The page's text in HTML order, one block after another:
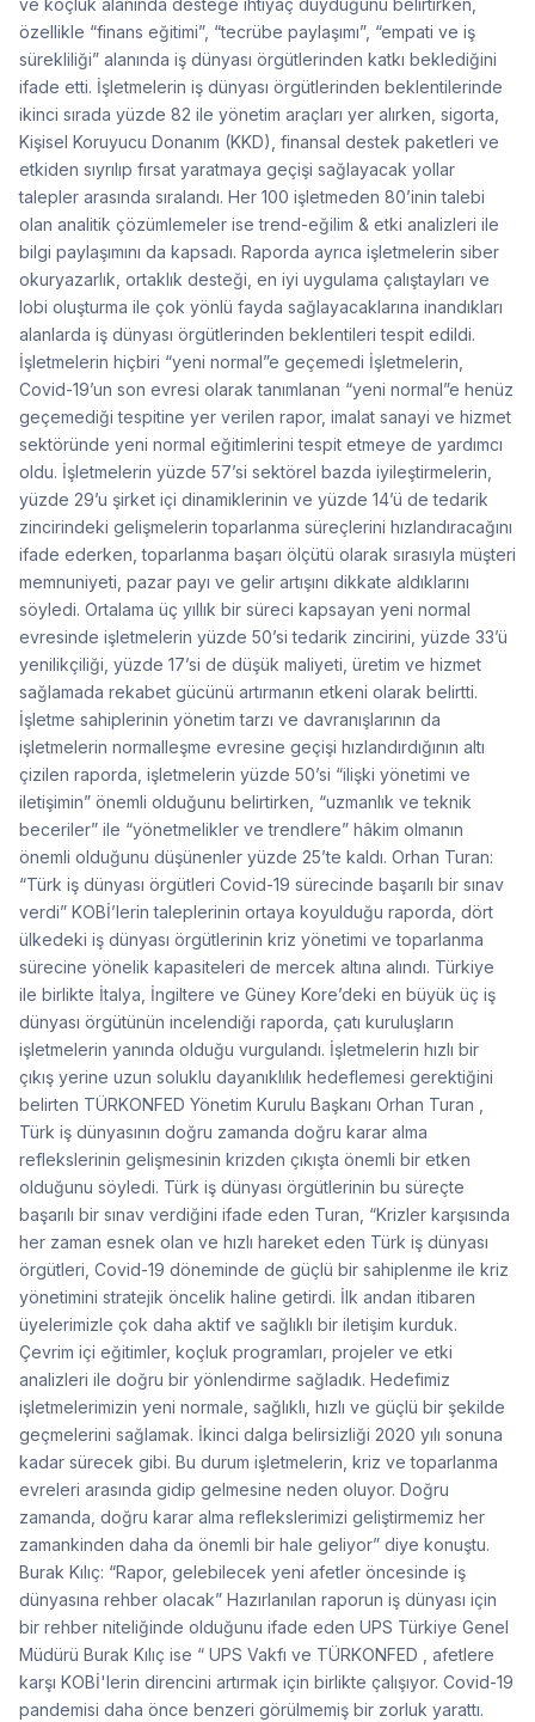
özellikle “finans eğitimi”, “tecrübe paylaşımı”, “empati ve iş
sürekliliği” alanında iş dünyası örgütlerinden katkı beklediğini
ifade etti. İşletmelerin iş dünyası örgütlerinden beklentilerinde
ikinci sırada yüzde 82 ile yönetim araçları yer alırken, sigorta,
Kişisel Koruyucu Donanım (KKD), finansal destek paketleri ve
etkiden sıyrılıp fırsat yaratmaya geçişi sağlayacak yollar
talepler arasında sıralandı. Her 100 işletmeden 80’inin talebi
olan analitik çözümlemeler ise trend-eğilim & etki analizleri ile
bilgi paylaşımını da kapsadı. Raporda ayrıca işletmelerin siber
okuryazarlık, ortaklık desteği, en iyi uygulama çalıştayları ve
lobi oluşturma ile çok yönlü fayda sağlayacaklarına inandıkları
alanlarda iş dünyası örgütlerinden beklentileri tespit edildi.
İşletmelerin hiçbiri “yeni normal”e geçemedi İşletmelerin,
Covid-19’un son evresi olarak tanımlanan “yeni normal”e henüz
geçemediği tespitine yer verilen rapor, imalat sanayi ve hizmet
sektöründe yeni normal eğitimlerini tespit etmeye de yardımcı
oldu. İşletmelerin yüzde 57’si sektörel bazda iyileştirmelerin,
yüzde 29’u şirket içi dinamiklerinin ve yüzde 14’ü de tedarik
zincirindeki gelişmelerin toparlanma süreçlerini hızlandıracağını
ifade ederken, toparlanma başarı ölçütü olarak sırasıyla müşteri
memnuniyeti, pazar payı ve gelir artışını dikkate aldıklarını
söyledi. Ortalama üç yıllık bir süreci kapsayan yeni normal
evresinde işletmelerin yüzde 50’si tedarik zincirini, yüzde 33’ü
yenilikçiliği, yüzde 17’si de düşük maliyeti, üretim ve hizmet
sağlamada rekabet gücünü artırmanın etkeni olarak belirtti.
İşletme sahiplerinin yönetim tarzı ve davranışlarının da
işletmelerin normalleşme evresine geçişi hızlandırdığının altı
çizilen raporda, işletmelerin yüzde 50’si “ilişki yönetimi ve
iletişimin” önemli olduğunu belirtirken, “uzmanlık ve teknik
beceriler” ile “yönetmelikler ve trendlere” hâkim olmanın
önemli olduğunu düşünenler yüzde 25’te kaldı. Orhan Turan:
“Türk iş dünyası örgütleri Covid-19 sürecinde başarılı bir sınav
verdi” KOBİ’lerin taleplerinin ortaya koyulduğu raporda, dört
ülkedeki iş dünyası örgütlerinin kriz yönetimi ve toparlanma
sürecine yönelik kapasiteleri de mercek altına alındı. Türkiye
ile birlikte İtalya, İngiltere ve Güney Kore’deki en büyük üç iş
dünyası örgütünün incelendiği raporda, çatı kuruluşların
işletmelerin yanında olduğu vurgulandı. İşletmelerin hızlı bir
çıkış yerine uzun soluklu dayanıklılık hedeflemesi gerektiğini
belirten TÜRKONFED Yönetim Kurulu Başkanı Orhan Turan ,
Türk iş dünyasının doğru zamanda doğru karar alma
reflekslerinin gelişmesinin krizden çıkışta önemli bir etken
olduğunu söyledi. Türk iş dünyası örgütlerinin bu süreçte
başarılı bir sınav verdiğini ifade eden Turan, “Krizler karşısında
her zaman esnek olan ve hızlı hareket eden Türk iş dünyası
örgütleri, Covid-19 döneminde de güçlü bir sahiplenme ile kriz
yönetimini stratejik öncelik haline getirdi. İlk andan itibaren
üyelerimizle çok daha aktif ve sağlıklı bir iletişim kurduk.
Çevrim içi eğitimler, koçluk programları, projeler ve etki
analizleri ile doğru bir yönlendirme sağladık. Hedefimiz
işletmelerimizin yeni normale, sağlıklı, hızlı ve güçlü bir şekilde
geçmelerini sağlamak. İkinci dalga belirsizliği 2020 yılı sonuna
kadar sürecek gibi. Bu durum işletmelerin, kriz ve toparlanma
evreleri arasında gidip gelmesine neden oluyor. Doğru
zamanda, doğru karar alma reflekslerimizi geliştirmemiz her
zamankinden daha da önemli bir hale geliyor” diye konuştu.
Burak Kılıç: “Rapor, gelebilecek yeni afetler öncesinde iş
dünyasına rehber olacak” Hazırlanılan raporun iş dünyası için
bir rehber niteliğinde olduğunu ifade eden UPS Türkiye Genel
Müdürü Burak Kılıç ise “ UPS Vakfı ve TÜRKONFED , afetlere
karşı KOBİ'lerin direncini artırmak için birlikte çalışıyor. Covid-19
pandemisi daha önce benzeri görülmemiş bir zorluk yarattı.